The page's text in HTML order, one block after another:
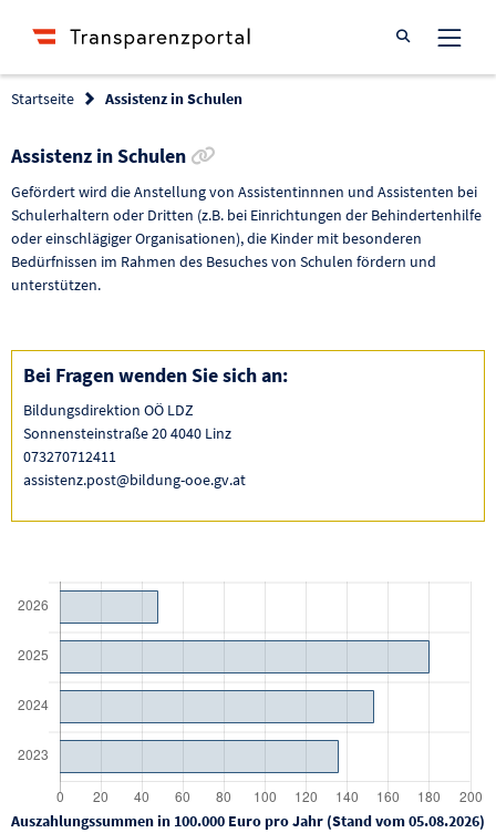
Suche öffnen
Startseite Assistenz in Schulen
Assistenz in Schulen
Gefördert wird die Anstellung von Assistentinnnen und Assistenten bei
Schulerhaltern oder Dritten (z.B. bei Einrichtungen der Behindertenhilfe
oder einschlägiger Organisationen), die Kinder mit besonderen
Bedürfnissen im Rahmen des Besuches von Schulen fördern und
unterstützen.
Bei Fragen wenden Sie sich an:
Bildungsdirektion OÖ LDZ
Sonnensteinstraße 20 4040 Linz
073270712411
assistenz.post@bildung-ooe.gv.at
Auszahlungssummen in 100.000 Euro pro Jahr (Stand vom 05.08.2026)